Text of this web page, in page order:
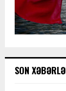
SON